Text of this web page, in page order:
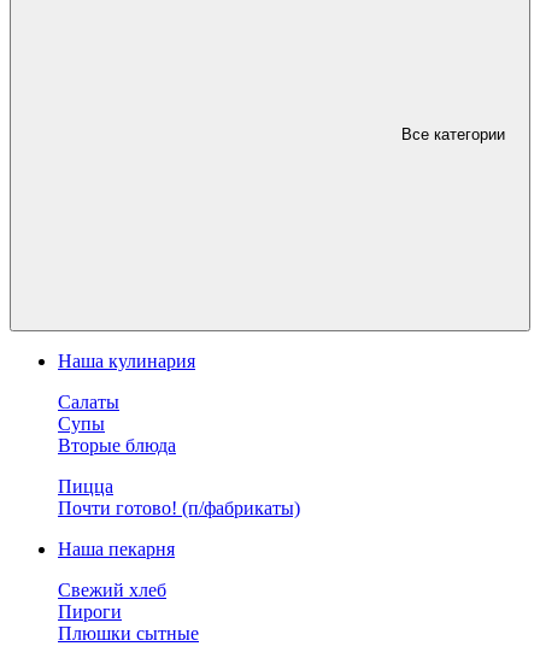
Все категории
Наша кулинария
Салаты
Супы
Вторые блюда
Пицца
Почти готово! (п/фабрикаты)
Наша пекарня
Свежий хлеб
Пироги
Плюшки сытные